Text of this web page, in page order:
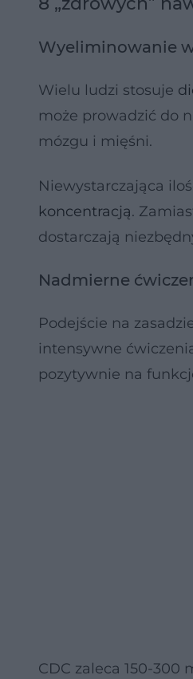
Wyeliminowanie
Wielu ludzi stosuje
może prowadzić do
mózgu i mięśni.
Niewystarczająca
koncentracją.
dostarczają
Nadmierne
Podejście na
intensywne
pozytywnie na
CDC zaleca 150-